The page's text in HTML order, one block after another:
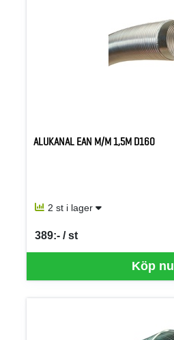
ALUKANAL EAN M/M 1,5M D160
2 st i lager
Köp nu
389:- / st
SEK per ST